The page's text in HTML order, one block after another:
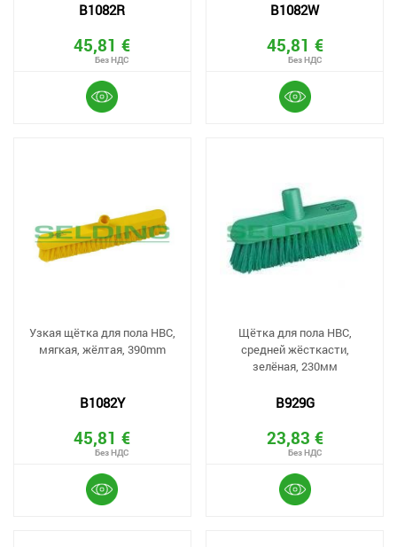
B1082R
45,81 €
B1082W
45,81 €
Узкая щётка для пола HBC,
мягкая, жёлтая, 390mm
B1082Y
45,81 €
Щётка для пола HBC,
средней жёсткасти,
зелёная, 230мм
B929G
23,83 €